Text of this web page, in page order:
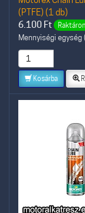
(PTFE) (1 db)
6.100 Ft
Mennyiségi
Kosárba